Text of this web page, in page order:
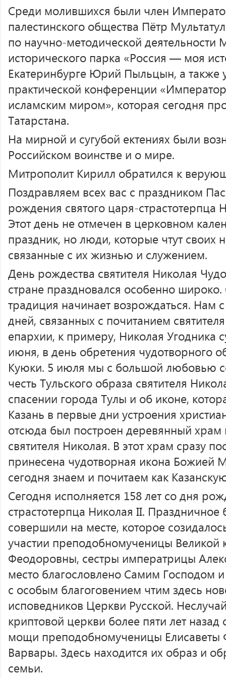
Среди молившихся были член
палестинского общества Пётр
по научно-методической деятельности
исторического парка «Россия — моя
Екатеринбурге Юрий Пыльцын, а также
практической конференции
исламским миром», которая сегодня
Татарстана.
На мирной и сугубой ектениях были
Российском воинстве и о мире.
Митрополит Кирилл обратился к
Поздравляем всех вас с праздником
рождения святого царя-страстотерпца
Этот день не отмечен в церковном
праздник, но люди, которые чтут своих
связанные с их жизнью и служением.
День рождества святителя Николая
стране праздновался особенно
традиция начинает возрождаться. Нам
дней, связанных с почитанием
епархии, к примеру, Николая Угодника
июня, в день обретения чудотворного
Куюки. 5 июля мы с большой любовью
честь Тульского образа святителя
спасении города Тулы и об иконе,
Казань в первые дни устроения
отсюда был построен деревянный храм
святителя Николая. В этот храм сразу
принесена чудотворная икона Божией
сегодня знаем и почитаем как
Сегодня исполняется 158 лет со дня
страстотерпца Николая II.
совершили на месте, которое
участии преподобномученицы Великой
Феодоровны, сестры императрицы
место благословлено Самим Господом
с особым благоговением чтим здесь
исповедников Церкви Русской.
криптовой церкви более пяти лет
мощи преподобномученицы
Варвары. Здесь находится их образ и
семьи.